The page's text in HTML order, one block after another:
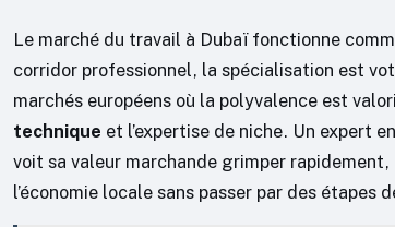
Le marché du travail à Dubaï fonctionne
corridor professionnel, la spécialisation est
marchés européens où la polyvalence est
technique et l’expertise de niche. Un expert
voit sa valeur marchande grimper
l’économie locale sans passer par des étapes